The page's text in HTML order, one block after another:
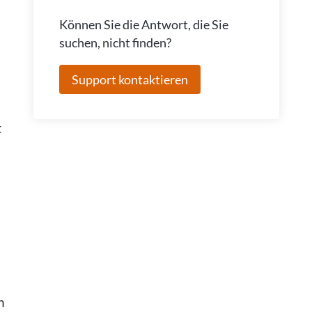
Können Sie die Antwort, die Sie
suchen, nicht finden?
Support kontaktieren